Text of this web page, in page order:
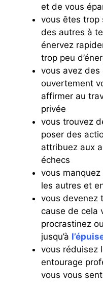
et de vous
vous êtes trop
des autres à
énervez
trop peu
vous avez
ouvertement
affirmer au
privée
vous trouvez
poser des
attribuez aux
échecs
vous
les autres et
vous devenez
cause de cela
procrastinez
jusqu’à
vous réduisez
entourage
vous vous